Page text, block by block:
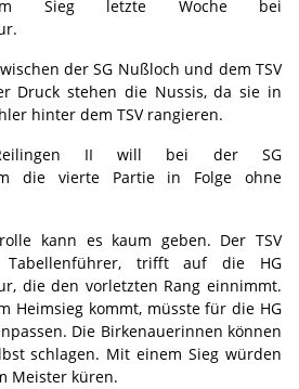
Sieg letzte Woche bei
der SG Nußloch und dem TSV
Druck stehen die Nussis, da sie in
hinter dem TSV rangieren.
Reilingen II will bei der SG
die vierte Partie in Folge ohne
kann es kaum geben. Der TSV
Tabellenführer, trifft auf die HG
die den vorletzten Rang einnimmt.
Heimsieg kommt, müsste für die HG
Die Birkenauerinnen können
schlagen. Mit einem Sieg würden
Meister küren.